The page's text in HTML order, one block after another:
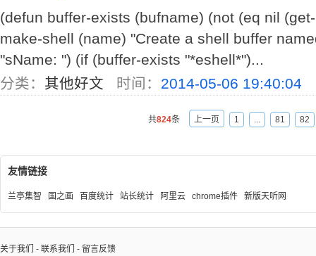
(defun buffer-exists (bufname) (not (eq nil
make-shell (name) "Create a shell buffer
"sName: ") (if (buffer-exists "*eshell*")...
分类： 其他好文 时间： 2014-05-06 19:40:04
共824条 上一页 1 ... 81 82
友情链接
兰亭集智 国之画 百度统计 站长统计 阿里云 chrome插件 新版天听网
关于我们 - 联系我们 - 留言反馈